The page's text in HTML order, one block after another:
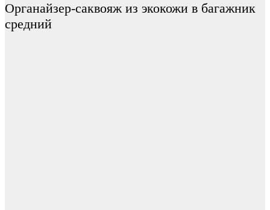
Органайзер-саквояж из экокожи в багажник
средний